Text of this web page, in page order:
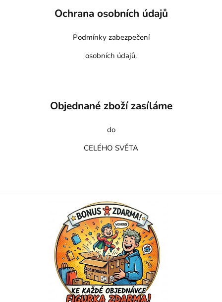
Ochrana osobních údajů
Podmínky zabezpečení
osobních údajů.
Objednané zboží zasíláme
do
CELÉHO SVĚTA